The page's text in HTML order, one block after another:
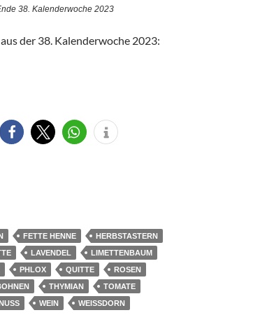
38. Kalenderwoche 2023
der 38. Kalenderwoche 2023:
FETTE HENNE
HERBSTASTERN
LAVENDEL
LIMETTENBAUM
PHLOX QUITTE
ROSEN
THYMIAN
TOMATE
WEIN
WEISSDORN